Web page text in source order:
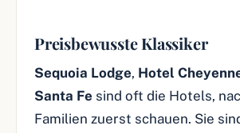
Preisbewusste Klassiker
Sequoia Lodge, Hotel
Santa Fe sind oft die Hotels,
Familien zuerst schauen. Sie